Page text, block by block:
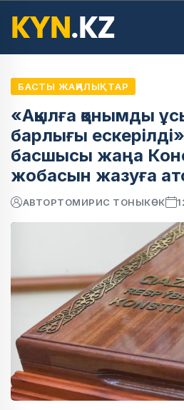
БАСТЫ ЖАҢАЛЫҚТАР
«Ақылға қонымды
барлығы
басшысы жаңа
жобасын жазуға
АВТОРТОМИРИС ТОНЫКӨК